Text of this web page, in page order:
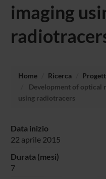
imaging
Home Ricerca
Development of optical
using radiotracers
Data inizio
22 aprile 2015
Durata (mesi)
7